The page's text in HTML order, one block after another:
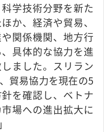
学技術分野を新た
か、経済や貿易、
関係機関、地方行
具体的な協力を進
ました。スリラン
貿易協力を現在の5
を確認し、ベトナ
場への進出拡大に